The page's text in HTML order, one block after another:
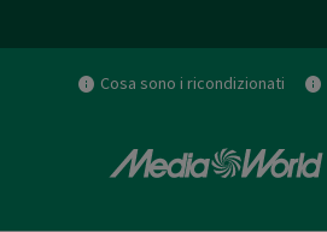
Cosa sono i ricondizionati